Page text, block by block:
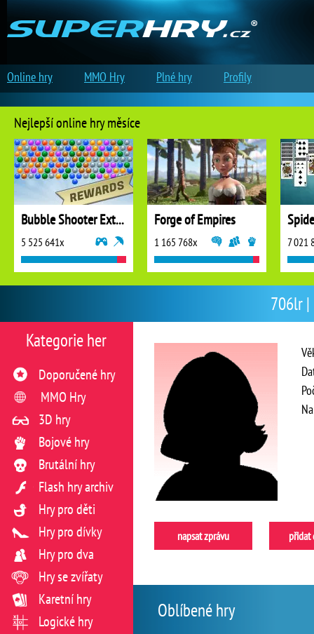
706lr |
napsat zprávu přidat
Oblíbené hry
Kategorie her
Doporučené hry
MMO Hry
3D hry
Bojové hry
Brutální hry
Flash hry archiv
Hry pro děti
Hry pro dívky
Hry pro dva
Hry se zvířaty
Karetní hry
Logické hry
Nejlepší online hry měsíce
Bubble Shooter Extreme
5 525 641x
Forge of Empires
1 165 768x 7 021
Online hry MMO Hry Plné hry Profily